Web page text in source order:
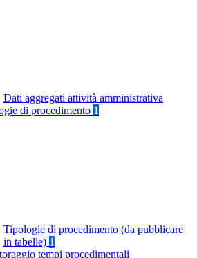
Dati aggregati attività amministrativa
di procedimento 1
Tipologie di procedimento (da pubblicare
in tabelle) 1
tempi procedimentali